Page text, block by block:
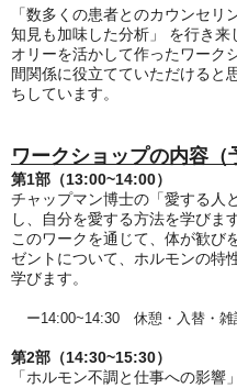
「数多くの患者とのカウンセ
知見も加味した分析」 を行き
オリーを活かして作ったワーク
間関係に役立てていただけると
ちしています。
ワークショップの内容（
第1部（13:00~14:00）
チャップマン博士の「愛する人
し、自分を愛する方法を学びます
このワークを通じて、体が歓び
ゼントについて、ホルモンの特
学びます。
ー14:00~14:30 休憩・入替・雑
第2部（14:30~15:30）
「ホルモン不調と仕事への影